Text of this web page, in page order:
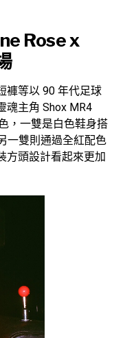
Rose x
褲等以 90 年代足球
魂主角 Shox MR4
，一雙是白色鞋身搭
一雙則通過全紅配色
方頭設計看起來更加